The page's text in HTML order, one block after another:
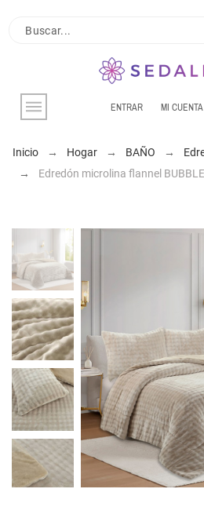
ENTRAR MI CUENTA
Inicio Hogar BAÑO
Edredón microlina flannel